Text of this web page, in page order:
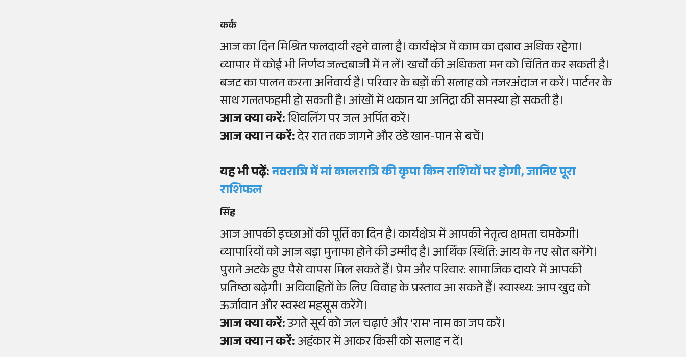
कर्क
आज का दिन मिश्रित फलदायी रहने वाला है। कार्यक्षेत्र में काम का दबाव अधिक रहेगा।
व्यापार में कोई भी निर्णय जल्दबाजी में न लें। खर्चों की अधिकता मन को चिंतित कर सकती है।
बजट का पालन करना अनिवार्य है। परिवार के बड़ों की सलाह को नजरअंदाज न करें। पार्टनर के
साथ गलतफहमी हो सकती है। आंखों में थकान या अनिद्रा की समस्या हो सकती है।
आज क्या करें:शिवलिंग पर जल अर्पित करें।
आज क्या न करें:देर रात तक जागने और ठंडे खान-पान से बचें।
यह भी पढ़ें:नवरात्रि में मां कालरात्रि की कृपा किन राशियों पर होगी, जानिए पूरा
राशिफल
सिंह
आज आपकी इच्छाओं की पूर्ति का दिन है। कार्यक्षेत्र में आपकी नेतृत्व क्षमता चमकेगी।
व्यापारियों को आज बड़ा मुनाफा होने की उम्मीद है। आर्थिक स्थिति: आय के नए स्रोत बनेंगे।
पुराने अटके हुए पैसे वापस मिल सकते हैं। प्रेम और परिवार: सामाजिक दायरे में आपकी
प्रतिष्ठा बढ़ेगी। अविवाहितों के लिए विवाह के प्रस्ताव आ सकते हैं। स्वास्थ्य: आप खुद को
ऊर्जावान और स्वस्थ महसूस करेंगे।
आज क्या करें:उगते सूर्य को जल चढ़ाएं और 'राम' नाम का जप करें।
आज क्या न करें:अहंकार में आकर किसी को सलाह न दें।